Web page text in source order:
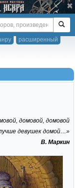
расширенный
домовой, домовой
девушек домой…»
В. Маркин